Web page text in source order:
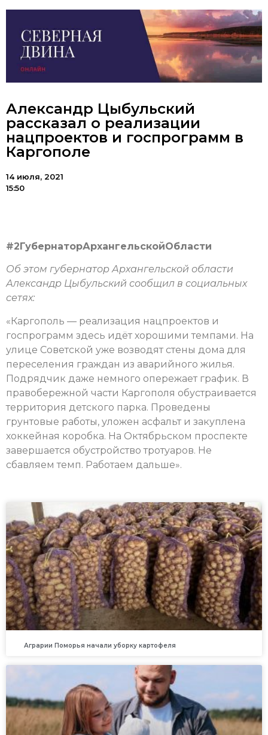
Александр Цыбульский
рассказал о реализации
нацпроектов и госпрограмм в
Каргополе
14 июля, 2021
15:50
#2ГубернаторАрхангельскойОбласти
Об этом губернатор Архангельской области
Александр Цыбульский сообщил в социальных
сетях:
«Каргополь — реализация нацпроектов и
госпрограмм здесь идёт хорошими темпами. На
улице Советской уже возводят стены дома для
переселения граждан из аварийного жилья.
Подрядчик даже немного опережает график. В
правобережной части Каргополя обустраивается
территория детского парка. Проведены
грунтовые работы, уложен асфальт и закуплена
хоккейная коробка. На Октябрьском проспекте
завершается обустройство тротуаров. Не
сбавляем темп. Работаем дальше».
Аграрии Поморья начали уборку картофеля